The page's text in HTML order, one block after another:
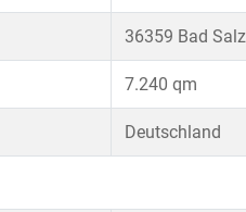
36359 Bad
7.240 qm
Deutschland